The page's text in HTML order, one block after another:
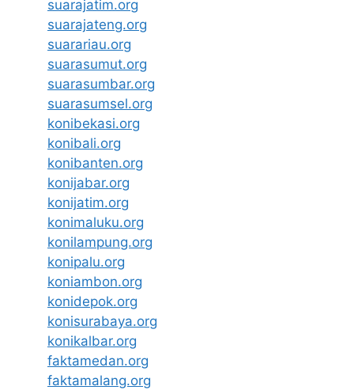
suarajatim.org
suarajateng.org
suarariau.org
suarasumut.org
suarasumbar.org
suarasumsel.org
konibekasi.org
konibali.org
konibanten.org
konijabar.org
konijatim.org
konimaluku.org
konilampung.org
konipalu.org
koniambon.org
konidepok.org
konisurabaya.org
konikalbar.org
faktamedan.org
faktamalang.org